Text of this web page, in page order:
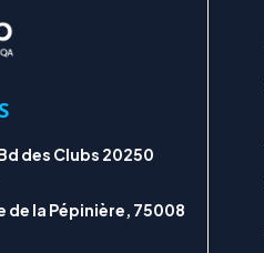
des Clubs 20250
de la Pépinière, 75008